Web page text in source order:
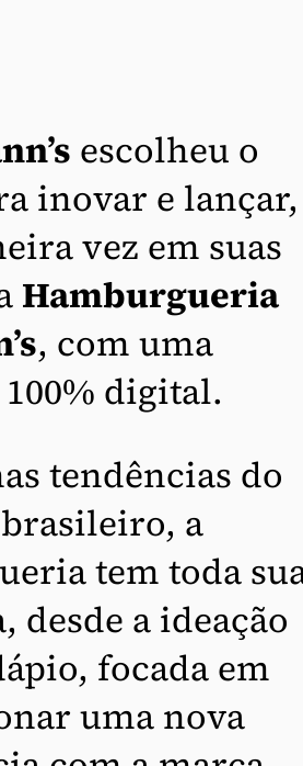
escolheu o
inovar e lançar,
vez em suas
Hamburgueria
, com uma
digital.
tendências do
a
tem toda
desde a ideação
focada em
uma nova